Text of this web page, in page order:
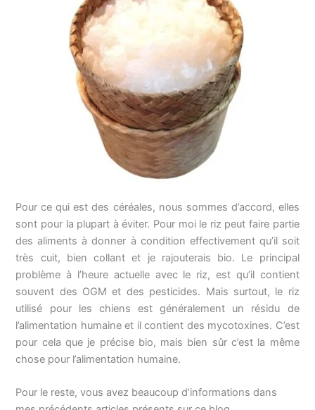
Pour ce qui est des céréales, nous sommes d’accord, elles
sont pour la plupart à éviter. Pour moi le riz peut faire partie
des aliments à donner à condition effectivement qu’il soit
très cuit, bien collant et je rajouterais bio. Le principal
problème à l’heure actuelle avec le riz, est qu’il contient
souvent des OGM et des pesticides. Mais surtout, le riz
utilisé pour les chiens est généralement un résidu de
l’alimentation humaine et il contient des mycotoxines. C’est
pour cela que je précise bio, mais bien sûr c’est la même
chose pour l’alimentation humaine.
Pour le reste, vous avez beaucoup d’informations dans